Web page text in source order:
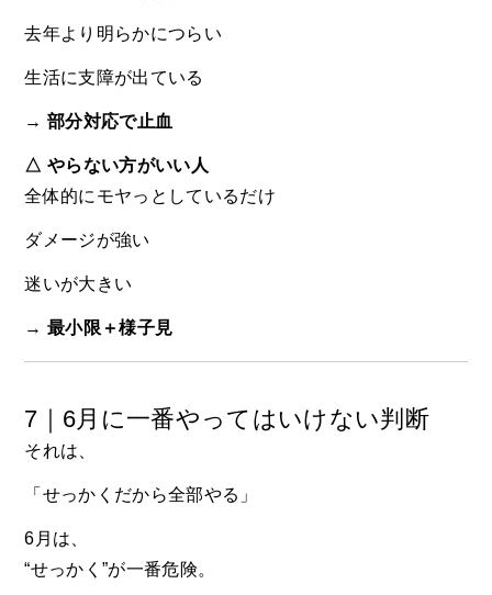
去年より明らかにつらい
生活に支障が出ている
→部分対応で止血
△ やらない方がいい人
全体的にモヤっとしているだけ
ダメージが強い
迷いが大きい
→最小限＋様子見
7｜6月に一番やってはいけない判断
それは、
「せっかくだから全部やる」
6月は、
“せっかく”が一番危険。